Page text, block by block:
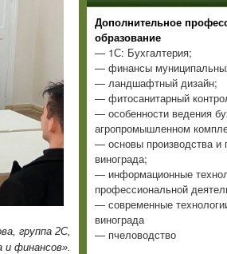
группа 2С,
и финансов».
Дополнительное
образование
— 1С: Бухгалтерия;
— финансы
— ландшафтный дизайн;
— фитосанитарный
— особенности ведения
агропромышленном
— основы производства и
винограда;
— информационные
профессиональной
— современные
винограда
— пчеловодство